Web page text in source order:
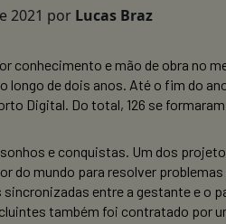
2021 por Lucas Braz
conhecimento e mão de obra no
de dois anos. Até o fim do
Digital. Do total, 126 se
e conquistas. Um dos
do mundo para resolver
entre a gestante e o
também foi contratado por